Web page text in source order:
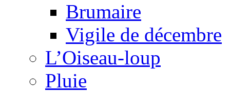
Brumaire
Vigile de décembre
L’Oiseau-loup
Pluie